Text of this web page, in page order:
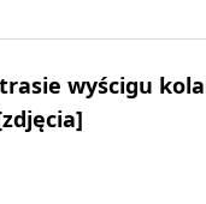
wyścigu